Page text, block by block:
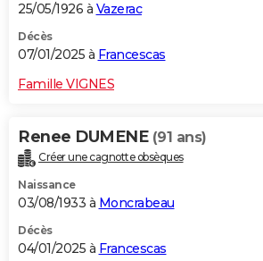
25/05/1926 à Vazerac
Décès
07/01/2025 à Francescas
Famille VIGNES
Renee DUMENE (91 ans)
Créer une cagnotte obsèques
Naissance
03/08/1933 à Moncrabeau
Décès
04/01/2025 à Francescas